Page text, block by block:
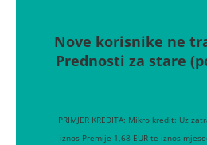
Nove korisnike ne
Prednosti za stare
PRIMJER KREDITA: Mikro kredit: Uz
iznos Premije 1,68 EUR te iznos